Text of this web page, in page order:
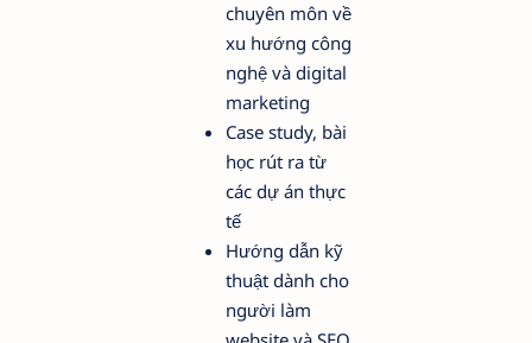
chuyên môn về
xu hướng công
nghệ và digital
marketing
Case study, bài
học rút ra từ
các dự án thực
tế
Hướng dẫn kỹ
thuật dành cho
người làm